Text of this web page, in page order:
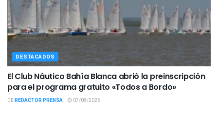
DESTACADOS
El Club Náutico Bahía Blanca abrió la preinscripción
para el programa gratuito «Todos a Bordo»
DEREDACTOR PRENSA 07/08/2026